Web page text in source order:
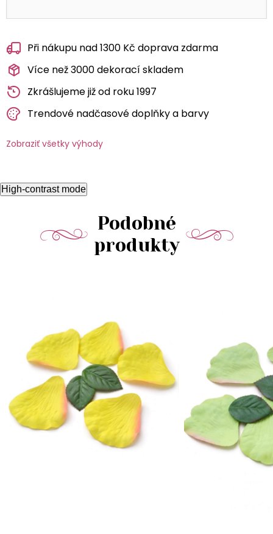
Při nákupu nad 1300 Kč doprava zdarma
Více než 3000 dekorací skladem
Zkrášlujeme již od roku 1997
Trendové nadčasové doplňky a barvy
Zobraziť všetky výhody
High-contrast mode
Podobné
produkty